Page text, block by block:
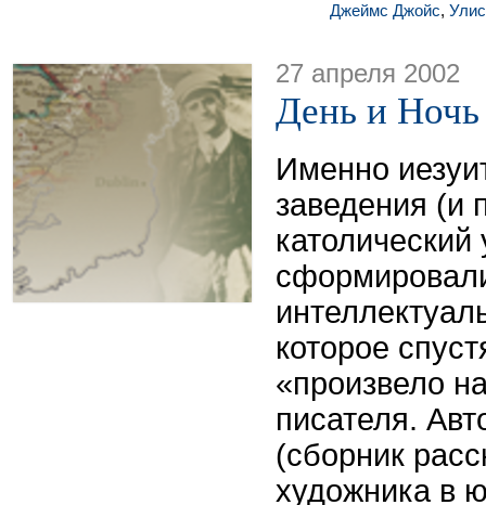
Джеймс Джойс,
27 апреля 2002
День и
Именно
заведения (и
католический
которое
«произвело
писателя.
(сборник
художника в